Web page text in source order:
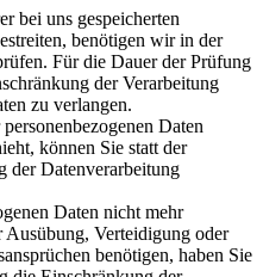
bei uns gespeicherten
benötigen wir in der
Für die Dauer der Prüfung
der Verarbeitung
zu verlangen.
Daten
können Sie statt der
der Datenverarbeitung
Daten nicht mehr
Ausübung, Verteidigung oder
benötigen, haben Sie